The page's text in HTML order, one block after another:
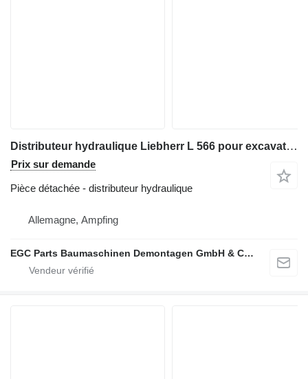
Distributeur hydraulique Liebherr L 566 pour excavateur Liebherr L 566
Prix sur demande
Pièce détachée - distributeur hydraulique
Allemagne, Ampfing
EGC Parts Baumaschinen Demontagen GmbH & Co. KG